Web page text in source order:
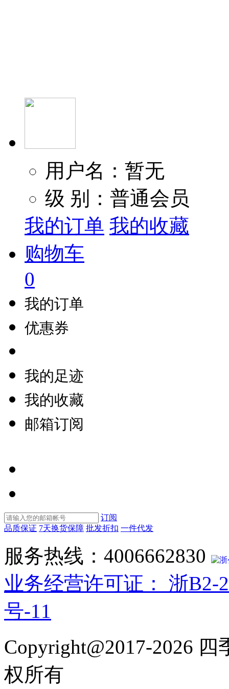
用户名：暂无
级 别：普通会员
我的订单 我的收藏
购物车
0
我的订单
优惠券
我的足迹
我的收藏
邮箱订阅
订阅
品质保证 7天换货保障 批发折扣 一件代发
服务热线：4006662830 浙
业务经营许可证： 浙B2-
号-11
Copyright@2017-2026
权所有